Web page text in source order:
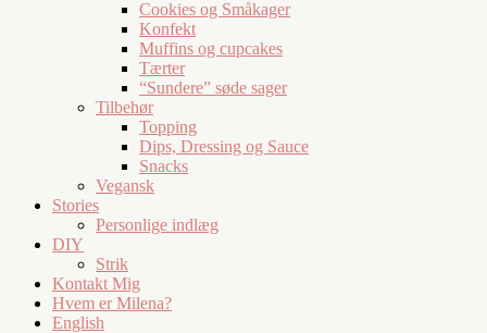
Cookies og Småkager
Konfekt
Muffins og cupcakes
Tærter
“Sundere” søde sager
Tilbehør
Topping
Dips, Dressing og Sauce
Snacks
Vegansk
Stories
Personlige indlæg
DIY
Strik
Kontakt Mig
Hvem er Milena?
English